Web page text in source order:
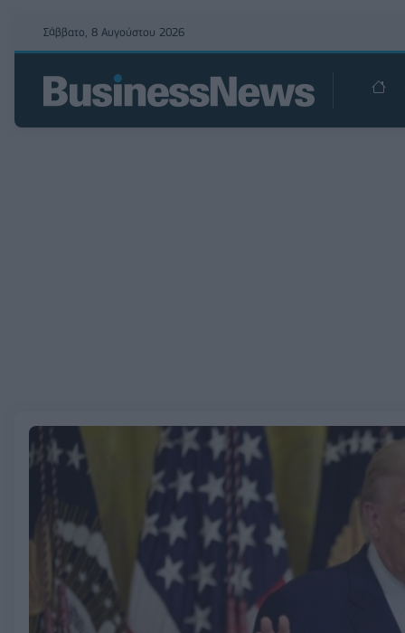
Σάββατο, 8 Αυγούστου 2026